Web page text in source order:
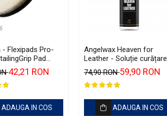
- Flexipads Pro-
Pad
42,21 RON
ADAUGA IN COS
Angelwax Heaven for
Leather - Soluție curățare
piele, cu pH neutru (500ml)
74,90 RON59,90 RON
ADAUGA IN COS